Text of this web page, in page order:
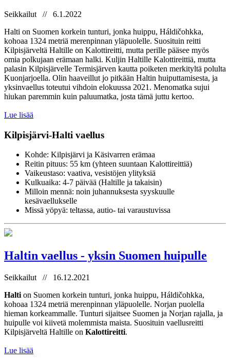
Seikkailut // 6.1.2022
Halti on Suomen korkein tunturi, jonka huippu, Háldičohkka,
kohoaa 1324 metriä merenpinnan yläpuolelle. Suosituin reitti
Kilpisjärveltä Haltille on Kalottireitti, mutta perille pääsee myös
omia polkujaan erämaan halki. Kuljin Haltille Kalottireittiä, mutta
palasin Kilpisjärvelle Termisjärven kautta poiketen merkityltä polulta
Kuonjarjoella. Olin haaveillut jo pitkään Haltin huiputtamisesta, ja
yksinvaellus toteutui vihdoin elokuussa 2021. Menomatka sujui
hiukan paremmin kuin paluumatka, josta tämä juttu kertoo.
Lue lisää
Kilpisjärvi-Halti vaellus
Kohde: Kilpisjärvi ja Käsivarren erämaa
Reitin pituus: 55 km (yhteen suuntaan Kalottireittiä)
Vaikeustaso: vaativa, vesistöjen ylityksiä
Kulkuaika: 4-7 päivää (Haltille ja takaisin)
Milloin mennä: noin juhannuksesta syyskuulle
kesävaellukselle
Missä yöpyä: teltassa, autio- tai varaustuvissa
Haltin vaellus - yksin Suomen huipulle
Seikkailut // 16.12.2021
Halti on Suomen korkein tunturi, jonka huippu, Háldičohkka,
kohoaa 1324 metriä merenpinnan yläpuolelle. Norjan puolella
hieman korkeammalle. Tunturi sijaitsee Suomen ja Norjan rajalla, ja
huipulle voi kiivetä molemmista maista. Suosituin vaellusreitti
Kilpisjärveltä Haltille on Kalottireitti.
Lue lisää